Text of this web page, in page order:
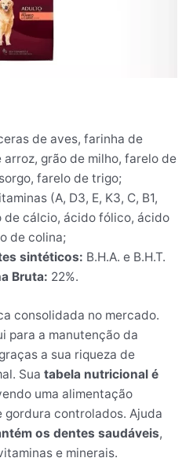
de aves, farinha de
grão de milho, farelo de
farelo de trigo;
(A, D3, E, K3, C, B1,
de cálcio, ácido fólico, ácido
de colina;
sintéticos: B.H.A. e B.H.T.
Bruta: 22%.
consolidada no mercado.
para a manutenção da
a sua riqueza de
Sua tabela nutricional é
uma alimentação
gordura controlados. Ajuda
os dentes saudáveis,
e minerais.